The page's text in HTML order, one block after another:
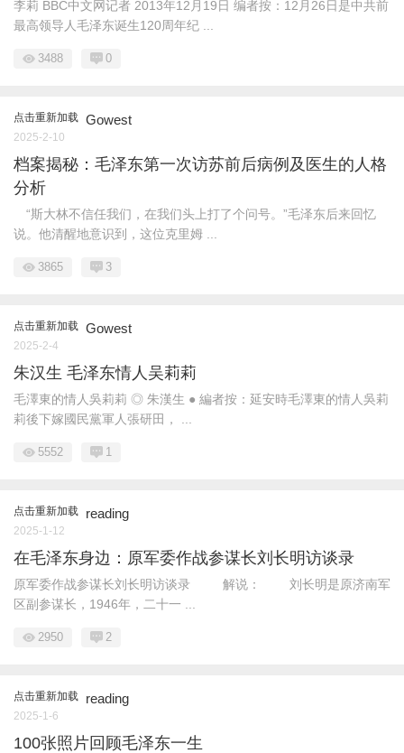
李莉 BBC中文网记者 2013年12月19日 编者按：12月26日是中共前
最高领导人毛泽东诞生120周年纪 ...
3488 0
点击重新加载 Gowest
2025-2-10
档案揭秘：毛泽东第一次访苏前后病例及医生的人格
分析
“斯大林不信任我们，在我们头上打了个问号。”毛泽东后来回忆
说。他清醒地意识到，这位克里姆 ...
3865 3
点击重新加载 Gowest
2025-2-4
朱汉生 毛泽东情人吴莉莉
毛澤東的情人吳莉莉 ◎ 朱漢生 ● 編者按：延安時毛澤東的情人吳莉
莉後下嫁國民黨軍人張研田， ...
5552 1
点击重新加载 reading
2025-1-12
在毛泽东身边：原军委作战参谋长刘长明访谈录
原军委作战参谋长刘长明访谈录 解说： 刘长明是原济南军
区副参谋长，1946年，二十一 ...
2950 2
点击重新加载 reading
2025-1-6
100张照片回顾毛泽东一生